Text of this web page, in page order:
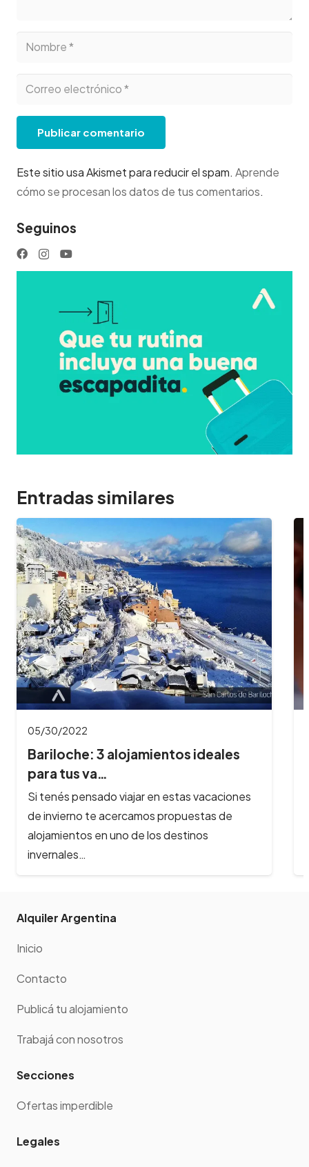
Publicar comentario
Este sitio usa Akismet para reducir el spam. Aprende
cómo se procesan los datos de tus comentarios.
Seguinos
Entradas similares
01/27/2022
Estafas online: consejos para evitar
engaños…
Alquilar por internet hoy en día es una práctica
habitual. El acceso a las redes sociales y a las
plataformas…
Alquiler Argentina
Inicio
Contacto
Publicá tu alojamiento
Trabajá con nosotros
Secciones
Ofertas imperdible
Legales